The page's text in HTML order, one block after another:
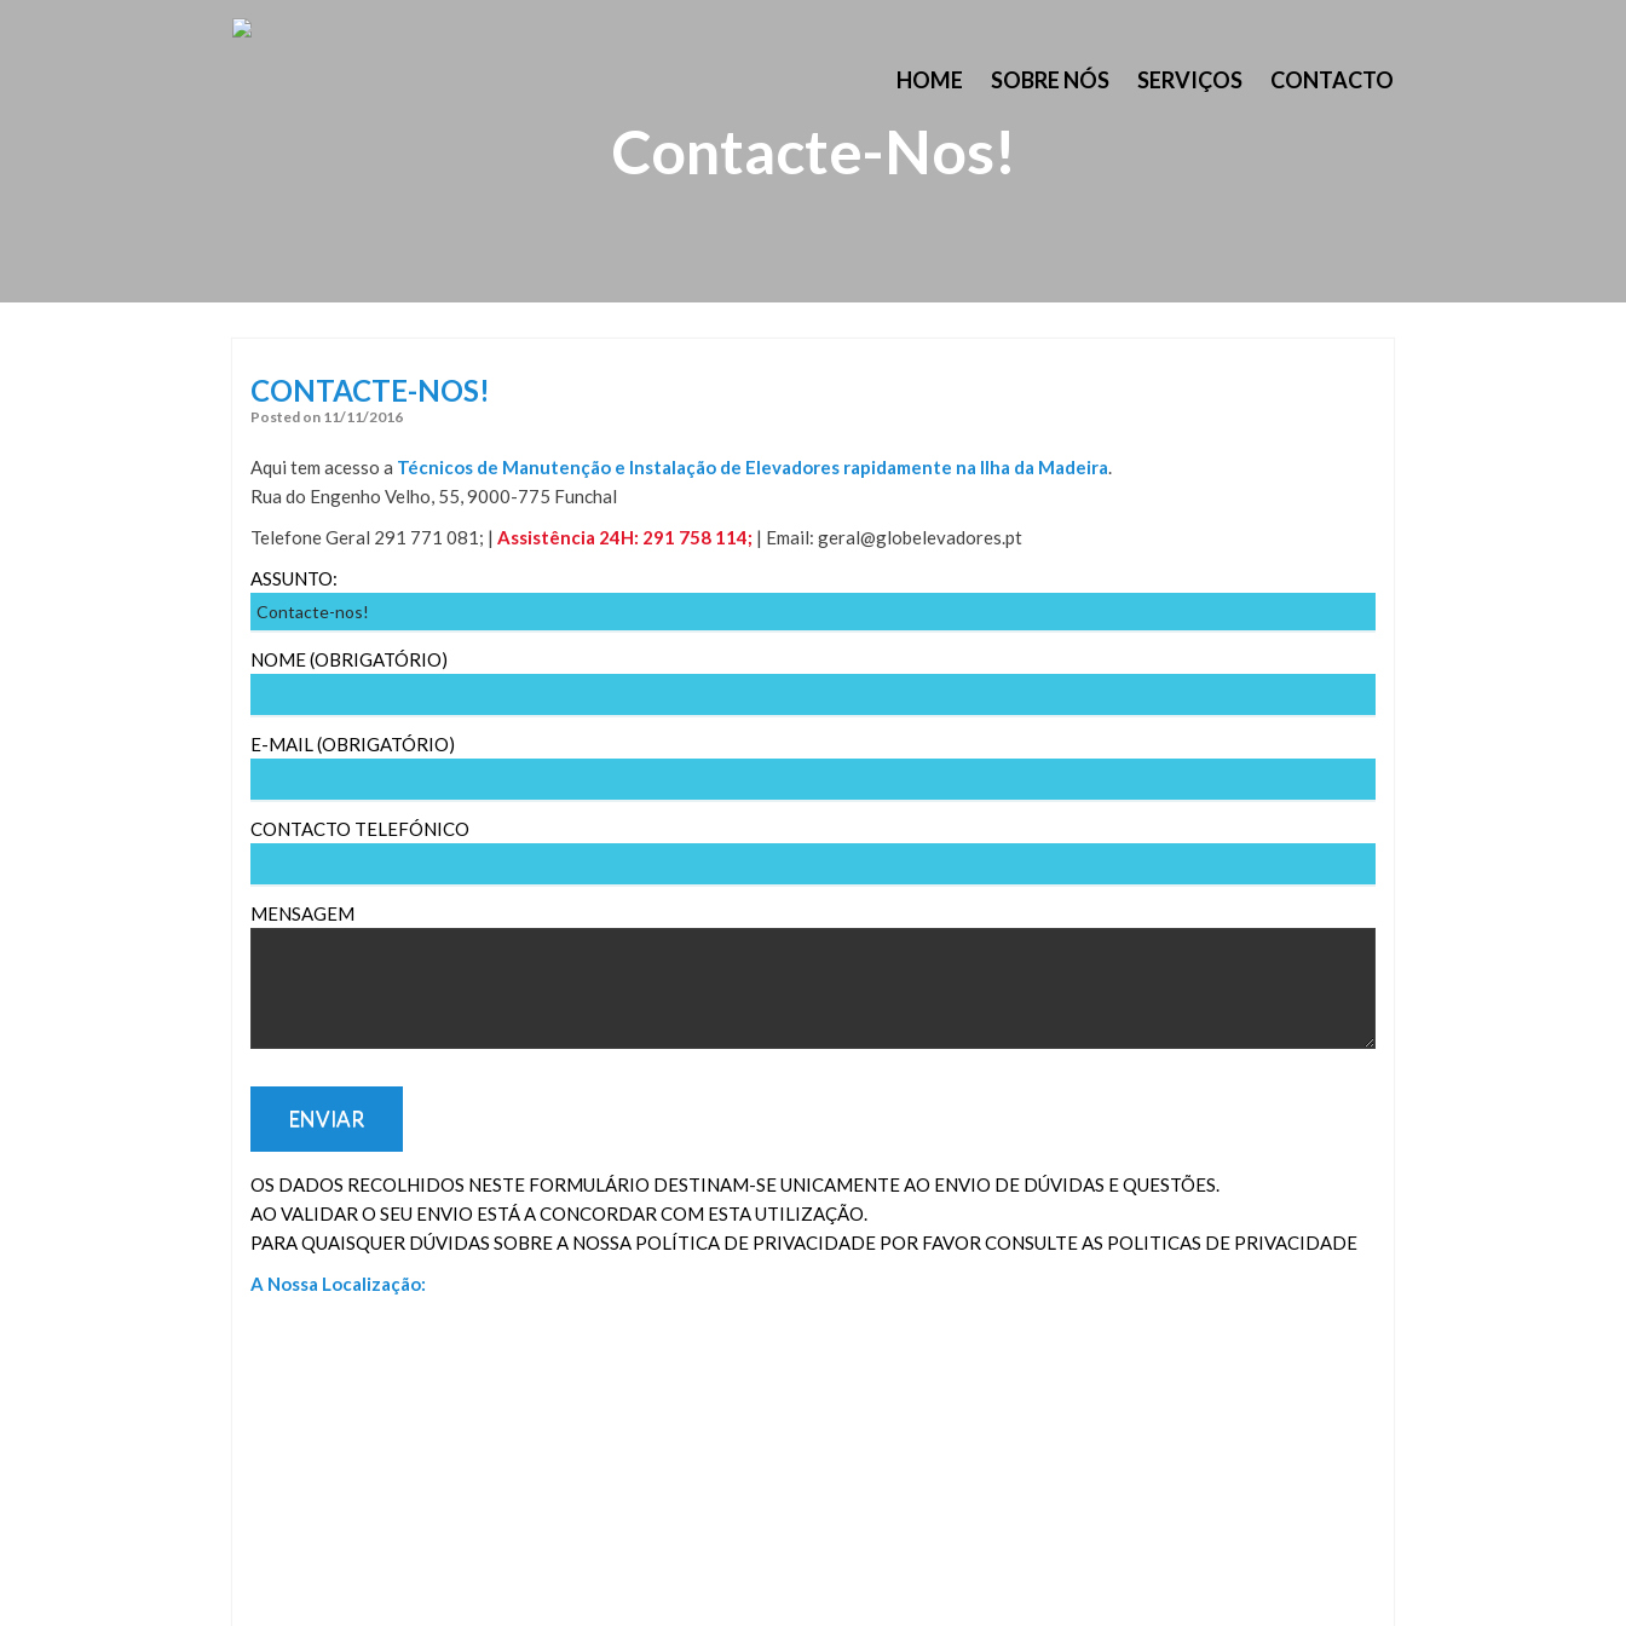
HOME SOBRE NÓS SERVIÇOS CONTACTO
Contacte-Nos!
CONTACTE-NOS!
Posted on 11/11/2016
Aqui tem acesso a Técnicos de Manutenção e Instalação de Elevadores rapidamente na Ilha da Madeira
Rua do Engenho Velho, 55, 9000-775 Funchal
Telefone Geral 291 771 081; | Assistência 24H: 291 758 114; | Email: geral@globelevadores.pt
ASSUNTO:
NOME (OBRIGATÓRIO)
E-MAIL (OBRIGATÓRIO)
CONTACTO TELEFÓNICO
MENSAGEM
OS DADOS RECOLHIDOS NESTE FORMULÁRIO DESTINAM-SE UNICAMENTE AO ENVIO DE DÚVIDAS E QUESTÕES.
AO VALIDAR O SEU ENVIO ESTÁ A CONCORDAR COM ESTA UTILIZAÇÃO.
PARA QUAISQUER DÚVIDAS SOBRE A NOSSA POLÍTICA DE PRIVACIDADE POR FAVOR CONSULTE AS POLITICAS DE PRIVACIDADE
A Nossa Localização: